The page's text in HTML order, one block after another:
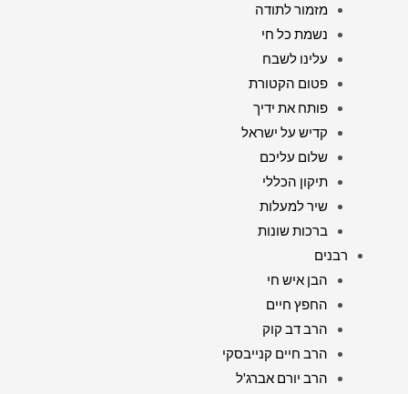
מזמור לתודה
נשמת כל חי
עלינו לשבח
פטום הקטורת
פותח את ידיך
קדיש על ישראל
שלום עליכם
תיקון הכללי
שיר למעלות
ברכות שונות
רבנים
הבן איש חי
החפץ חיים
הרב דב קוק
הרב חיים קנייבסקי
הרב יורם אברג'ל